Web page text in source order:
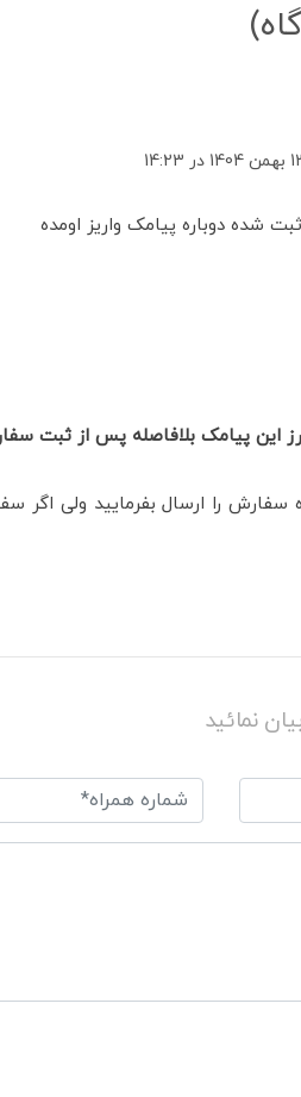
در 14:23
شده دوباره پیامک واریز اومده
پیامک بلافاصله پس از ثبت
سفارش را ارسال بفرمایید ولی
نمائید